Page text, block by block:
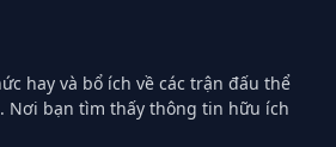
hay và bổ ích về các trận đấu thể
Nơi bạn tìm thấy thông tin hữu ích